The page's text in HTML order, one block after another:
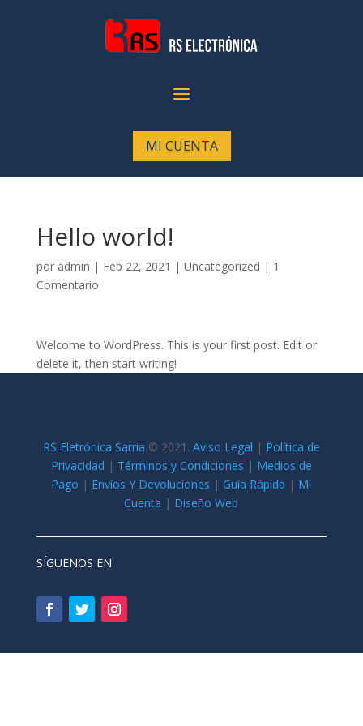
MI CUENTA
Hello world!
por admin | Feb 22, 2021 | Uncategorized | 1
Comentario
Welcome to WordPress. This is your first post. Edit or
delete it, then start writing!
RS Eletrónica Sarria © 2021. Aviso Legal | Política de
Privacidad | Términos y Condiciones | Medios de
Pago | Envíos Y Devoluciones | Guía Rápida | Mi
Cuenta | Diseño Web
SÍGUENOS EN